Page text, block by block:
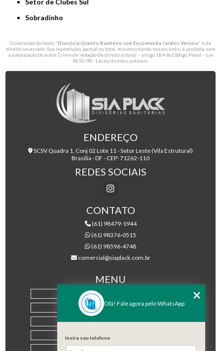
Setor de Clubes Sul
Sobradinho
O conteúdo do texto "Divisória Granito Banheiro sob Encomenda Jardins Verona" é de
direito reservado. Sua reprodução, parcial ou total, mesmo citando nossos links, é proibida sem
a autorização do autor. Crime de violação de direito autoral – artigo 184 do Código Penal – Lei
9610/98 - Lei de direitos autorais
ENDEREÇO
SCSV Quadra 1, Conj 02 Lote 11 - Setor Leste (Vila Estrutural)
Brasília - DF - CEP: 71262-110
REDES SOCIAIS
CONTATO
(61) 98479-1944
(61) 98376-0515
(61) 98596-4748
comercial@siaplack.com.br
MENU
EMPRESA
PRODUTOS
Olá! Fale agora pelo WhatsApp
Insira seu telefone